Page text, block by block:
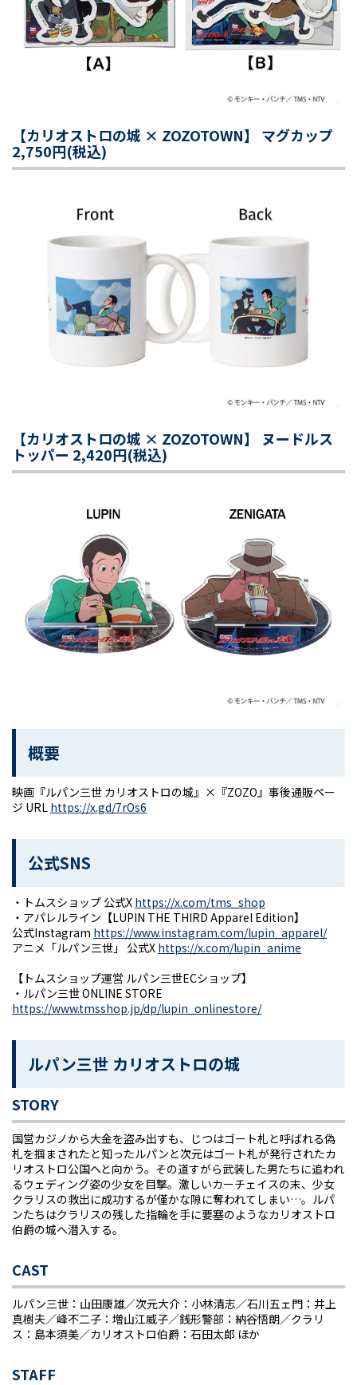
【カリオストロの城 × ZOZOTOWN】 マグカップ
2,750円(税込)
【カリオストロの城 × ZOZOTOWN】 ヌードルス
トッパー 2,420円(税込)
概要
映画『ルパン三世 カリオストロの城』×『ZOZO』事後通販ペー
ジ URL https://x.gd/7rOs6
公式SNS
・トムスショップ 公式X https://x.com/tms_shop
・アパレルライン【LUPIN THE THIRD Apparel Edition】
公式Instagram https://www.instagram.com/lupin_apparel/
アニメ「ルパン三世」 公式X https://x.com/lupin_anime
【トムスショップ運営 ルパン三世ECショップ】
・ルパン三世 ONLINE STORE
https://www.tmsshop.jp/dp/lupin_onlinestore/
ルパン三世 カリオストロの城
STORY
国営カジノから大金を盗み出すも、じつはゴート札と呼ばれる偽
札を掴まされたと知ったルパンと次元はゴート札が発行されたカ
リオストロ公国へと向かう。その道すがら武装した男たちに追われ
るウェディング姿の少女を目撃。激しいカーチェイスの末、少女
クラリスの救出に成功するが僅かな隙に奪われてしまい…。ルパ
ンたちはクラリスの残した指輪を手に要塞のようなカリオストロ
伯爵の城へ潜入する。
CAST
ルパン三世：山田康雄／次元大介：小林清志／石川五ェ門：井上
真樹夫／峰不二子：増山江威子／銭形警部：納谷悟朗／クラリ
ス：島本須美／カリオストロ伯爵：石田太郎 ほか
STAFF